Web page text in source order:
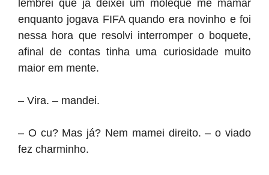
lembrei que já deixei um moleque me mamar
enquanto jogava FIFA quando era novinho e foi
nessa hora que resolvi interromper o boquete,
afinal de contas tinha uma curiosidade muito
maior em mente.
– Vira. – mandei.
– O cu? Mas já? Nem mamei direito. – o viado
fez charminho.